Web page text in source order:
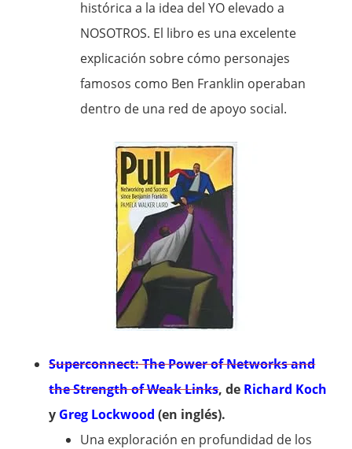
histórica a la idea del YO elevado a
NOSOTROS. El libro es una excelente
explicación sobre cómo personajes
famosos como Ben Franklin operaban
dentro de una red de apoyo social.
Superconnect: The Power of Networks and
the Strength of Weak Links, de Richard Koch
y Greg Lockwood (en inglés).
Una exploración en profundidad de los